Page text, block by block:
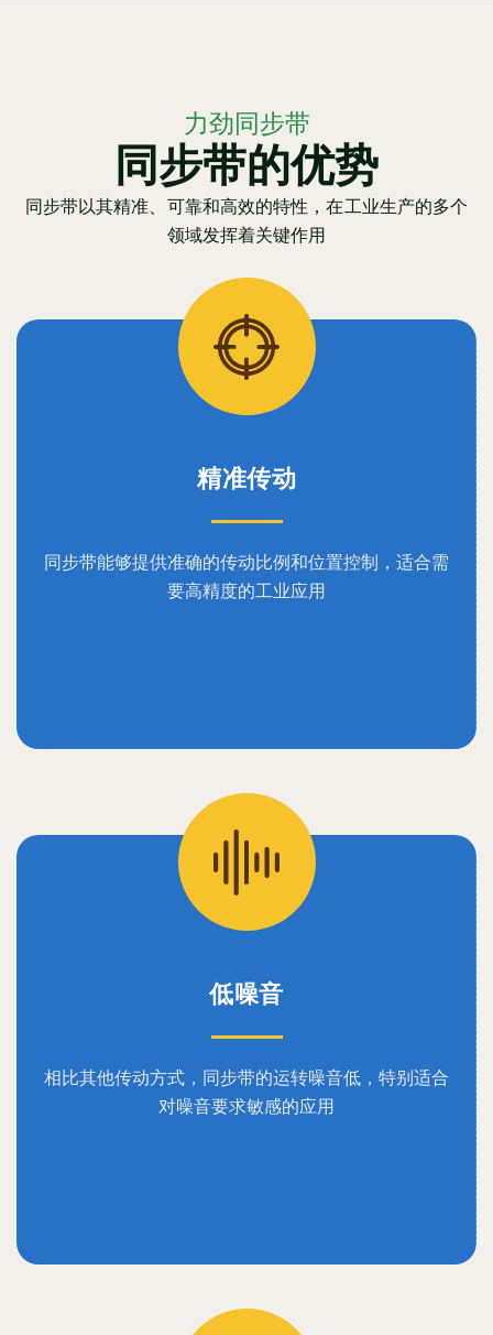
力劲同步带
同步带的优势
同步带以其精准、可靠和高效的特性，在工业生产的多个
领域发挥着关键作用
精准传动
同步带能够提供准确的传动比例和位置控制，适合需
要高精度的工业应用
低噪音
相比其他传动方式，同步带的运转噪音低，特别适合
对噪音要求敏感的应用